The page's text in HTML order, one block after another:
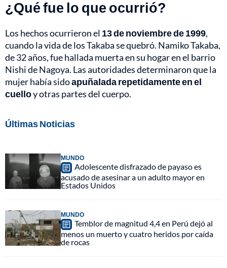
¿Qué fue lo que ocurrió?
Los hechos ocurrieron el 13 de noviembre de 1999,
cuando la vida de los Takaba se quebró. Namiko Takaba,
de 32 años, fue hallada muerta en su hogar en el barrio
Nishi de Nagoya. Las autoridades determinaron que la
mujer había sidoapuñalada repetidamente en el
cuelloy otras partes del cuerpo.
Últimas Noticias
MUNDO
Adolescente disfrazado de payaso es
acusado de asesinar a un adulto mayor en
Estados Unidos
MUNDO
Temblor de magnitud 4,4 en Perú dejó al
menos un muerto y cuatro heridos por caída
de rocas